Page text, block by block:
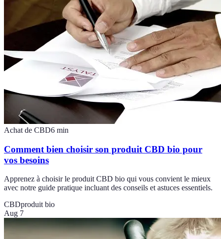
Achat de CBD6 min
Comment bien choisir son produit CBD bio pour
vos besoins
Apprenez à choisir le produit CBD bio qui vous convient le mieux
avec notre guide pratique incluant des conseils et astuces essentiels.
CBDproduit bio
Aug 7